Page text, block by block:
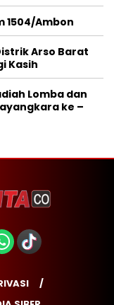
1504/Ambon
Arso Barat
Kasih
Lomba dan
ke –